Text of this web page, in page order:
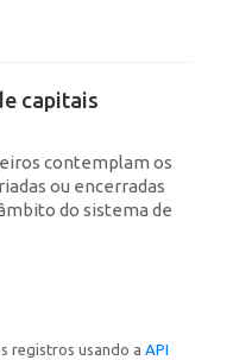
capitais
contemplam os
ou encerradas
do sistema de
registros usando a API